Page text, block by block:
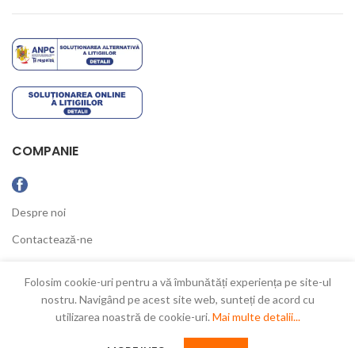
COMPANIE
Despre noi
Contactează-ne
Folosim cookie-uri pentru a vă îmbunătăți experiența pe site-ul
nostru. Navigând pe acest site web, sunteți de acord cu
utilizarea noastră de cookie-uri. Mai multe detalii...